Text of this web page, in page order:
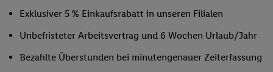
Exklusiver 5 % Einkaufsrabatt in unseren Filialen
Unbefristeter Arbeitsvertrag und 6 Wochen Urlaub/Jahr
Bezahlte Überstunden bei minutengenauer Zeiterfassung